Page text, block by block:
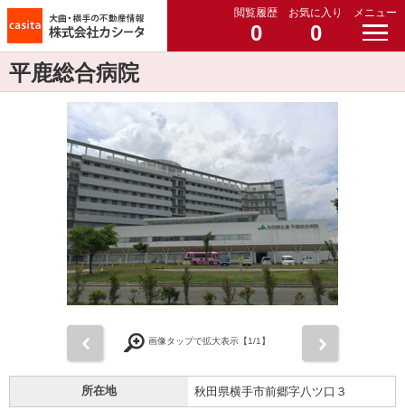
閲覧履歴
0
お気に入り
0
メニュー
平鹿総合病院
画像タップで拡大表示【1/1】
所在地 秋田県横手市前郷字八ツ口３